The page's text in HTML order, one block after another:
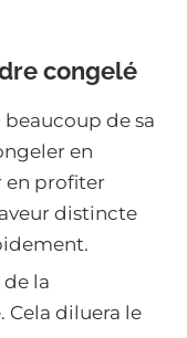
congelé
de sa
en
en profiter
distincte
de la
diluera le